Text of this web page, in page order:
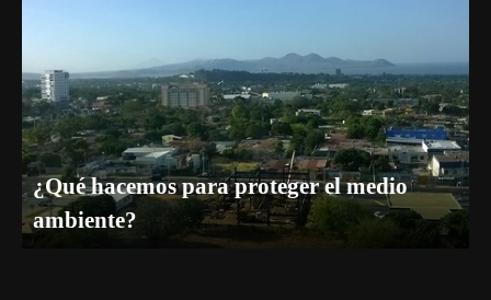
¿Qué hacemos para proteger el medio
ambiente?